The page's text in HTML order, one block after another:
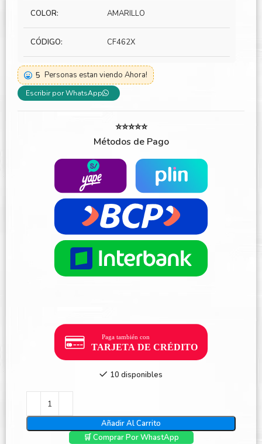
COLOR: AMARILLO
CÓDIGO: CF462X
5 Personas estan viendo Ahora!
Escribir por WhatsApp
⭐⭐⭐⭐⭐
Métodos de Pago
10 disponibles
Añadir Al Carrito
🛒 Comprar Por WhastApp